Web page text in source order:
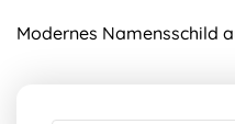
Modernes Namensschild